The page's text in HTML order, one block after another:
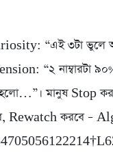
“এই ৩টা ভুলে
“২ নাম্বারটা
মানুষ Stop
Rewatch করবে –